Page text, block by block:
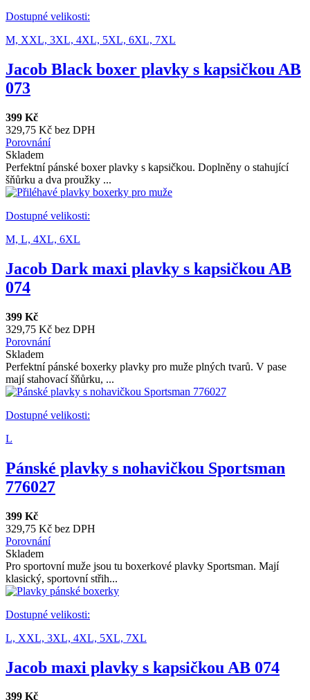
Dostupné velikosti:
M, XXL, 3XL, 4XL, 5XL, 6XL, 7XL
Jacob Black boxer plavky s kapsičkou AB
073
399 Kč
329,75 Kč bez DPH
Porovnání
Skladem
Perfektní pánské boxer plavky s kapsičkou. Doplněny o stahující
šňůrku a dva proužky ...
Dostupné velikosti:
M, L, 4XL, 6XL
Jacob Dark maxi plavky s kapsičkou AB
074
399 Kč
329,75 Kč bez DPH
Porovnání
Skladem
Perfektní pánské boxerky plavky pro muže plných tvarů. V pase
mají stahovací šňůrku, ...
Dostupné velikosti:
L
Pánské plavky s nohavičkou Sportsman
776027
399 Kč
329,75 Kč bez DPH
Porovnání
Skladem
Pro sportovní muže jsou tu boxerkové plavky Sportsman. Mají
klasický, sportovní střih...
Dostupné velikosti:
L, XXL, 3XL, 4XL, 5XL, 7XL
Jacob maxi plavky s kapsičkou AB 074
399 Kč